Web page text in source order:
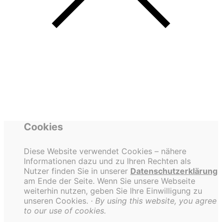
Cookies
Diese Website verwendet Cookies – nähere
Informationen dazu und zu Ihren Rechten als
Nutzer finden Sie in unserer Datenschutzerklärung
am Ende der Seite. Wenn Sie unsere Webseite
weiterhin nutzen, geben Sie Ihre Einwilligung zu
unseren Cookies. · By using this website, you agree
to our use of cookies.